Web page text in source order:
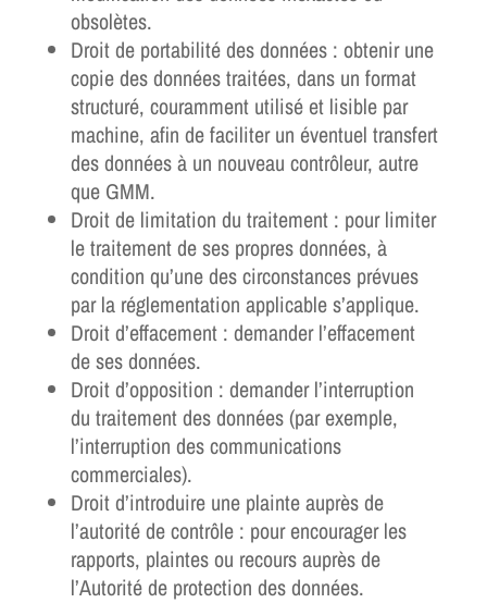
obsolètes.
Droit de portabilité des données : obtenir une
copie des données traitées, dans un format
structuré, couramment utilisé et lisible par
machine, afin de faciliter un éventuel transfert
des données à un nouveau contrôleur, autre
que GMM.
Droit de limitation du traitement : pour limiter
le traitement de ses propres données, à
condition qu’une des circonstances prévues
par la réglementation applicable s’applique.
Droit d’effacement : demander l’effacement
de ses données.
Droit d’opposition : demander l’interruption
du traitement des données (par exemple,
l’interruption des communications
commerciales).
Droit d’introduire une plainte auprès de
l’autorité de contrôle : pour encourager les
rapports, plaintes ou recours auprès de
l’Autorité de protection des données.